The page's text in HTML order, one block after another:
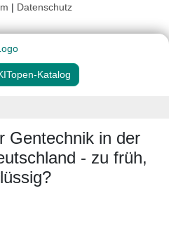
| Datenschutz
Katalog
Gentechnik in der
- zu früh,